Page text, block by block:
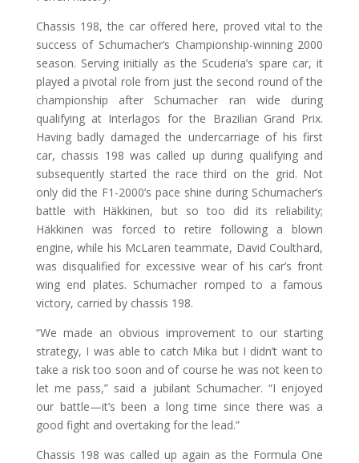
Chassis 198, the car offered here, proved vital to the
success of Schumacher’s Championship-winning 2000
season. Serving initially as the Scuderia’s spare car, it
played a pivotal role from just the second round of the
championship after Schumacher ran wide during
qualifying at Interlagos for the Brazilian Grand Prix.
Having badly damaged the undercarriage of his first
car, chassis 198 was called up during qualifying and
subsequently started the race third on the grid. Not
only did the F1-2000’s pace shine during Schumacher’s
battle with Häkkinen, but so too did its reliability;
Häkkinen was forced to retire following a blown
engine, while his McLaren teammate, David Coulthard,
was disqualified for excessive wear of his car’s front
wing end plates. Schumacher romped to a famous
victory, carried by chassis 198.
“We made an obvious improvement to our starting
strategy, I was able to catch Mika but I didn’t want to
take a risk too soon and of course he was not keen to
let me pass,” said a jubilant Schumacher. “I enjoyed
our battle—it’s been a long time since there was a
good fight and overtaking for the lead.”
Chassis 198 was called up again as the Formula One